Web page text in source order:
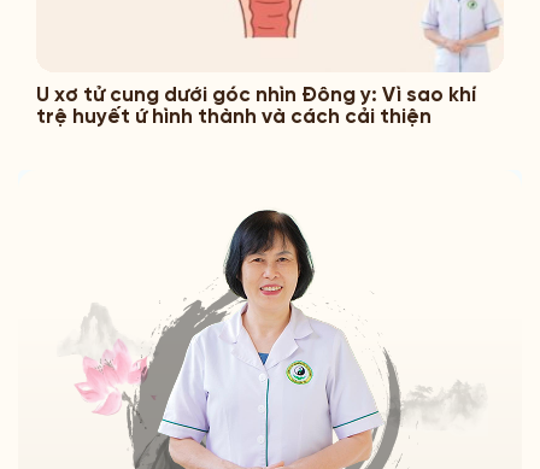
U xơ tử cung dưới góc nhìn Đông y: Vì sao khí
trệ huyết ứ hình thành và cách cải thiện